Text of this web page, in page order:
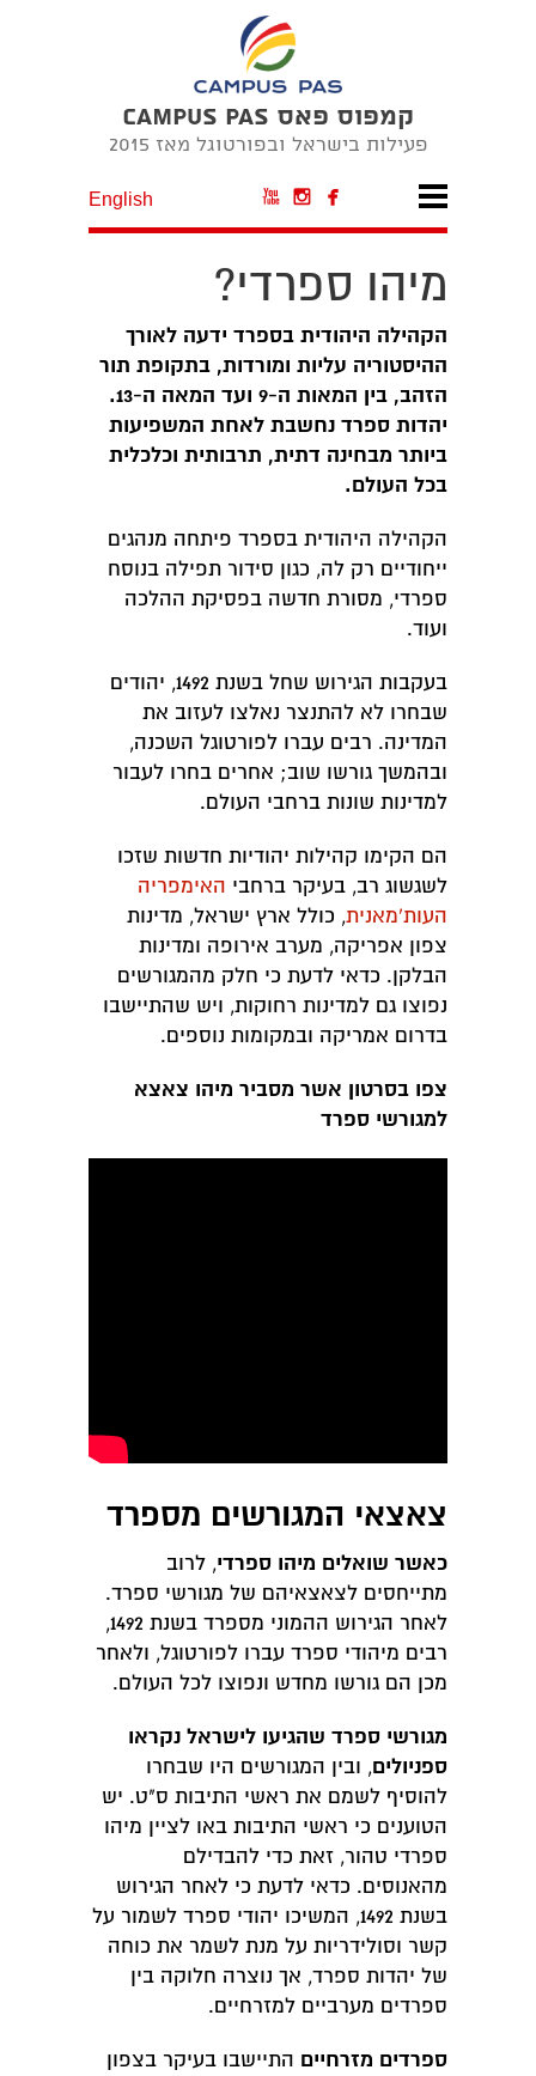
קמפוס פאס CAMPUS PAS
פעילות בישראל ובפורטוגל מאז 2015
English 


מיהו ספרדי?
הקהילה היהודית בספרד ידעה לאורך
ההיסטוריה עליות ומורדות, בתקופת תור
הזהב, בין המאות ה-9 ועד המאה ה-13.
יהדות ספרד נחשבת לאחת המשפיעות
ביותר מבחינה דתית, תרבותית וכלכלית
בכל העולם.
הקהילה היהודית בספרד פיתחה מנהגים
ייחודיים רק לה, כגון סידור תפילה בנוסח
ספרדי, מסורת חדשה בפסיקת ההלכה
ועוד.
בעקבות הגירוש שחל בשנת 1492, יהודים
שבחרו לא להתנצר נאלצו לעזוב את
המדינה. רבים עברו לפורטוגל השכנה,
ובהמשך גורשו שוב; אחרים בחרו לעבור
למדינות שונות ברחבי העולם.
הם הקימו קהילות יהודיות חדשות שזכו
לשגשוג רב, בעיקר ברחבי האימפריה
העות'מאנית, כולל ארץ ישראל, מדינות
צפון אפריקה, מערב אירופה ומדינות
הבלקן. כדאי לדעת כי חלק מהמגורשים
נפוצו גם למדינות רחוקות, ויש שהתיישבו
בדרום אמריקה ובמקומות נוספים.
צפו בסרטון אשר מסביר מיהו צאצא
למגורשי ספרד
צאצאי המגורשים מספרד
כאשר שואלים מיהו ספרדי, לרוב
מתייחסים לצאצאיהם של מגורשי ספרד.
לאחר הגירוש ההמוני מספרד בשנת 1492,
רבים מיהודי ספרד עברו לפורטוגל, ולאחר
מכן הם גורשו מחדש ונפוצו לכל העולם.
מגורשי ספרד שהגיעו לישראל נקראו
ספניולים, ובין המגורשים היו שבחרו
להוסיף לשמם את ראשי התיבות ס"ט. יש
הטוענים כי ראשי התיבות באו לציין מיהו
ספרדי טהור, זאת כדי להבדילם
מהאנוסים. כדאי לדעת כי לאחר הגירוש
בשנת 1492, המשיכו יהודי ספרד לשמור על
קשר וסולידריות על מנת לשמר את כוחה
של יהדות ספרד, אך נוצרה חלוקה בין
ספרדים מערביים למזרחיים.
ספרדים מזרחיים התיישבו בעיקר בצפון